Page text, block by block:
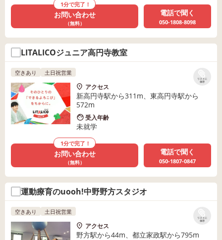
1分で完了！
お問い合わせ
（無料）
電話で聞く
050-1808-8098
LITALICOジュニア高円寺教室
リストに
保存
空きあり 土日祝営業
アクセス
新高円寺駅から311m、東高円寺駅から
572m
受入年齢
未就学
1分で完了！
お問い合わせ
（無料）
電話で聞く
050-1807-0847
運動療育のuooh!中野野方スタジオ
リストに
保存
空きあり 土日祝営業
アクセス
野方駅から44m、都立家政駅から795m